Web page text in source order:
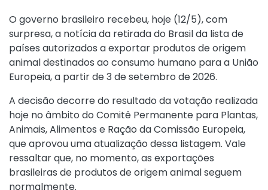
O governo brasileiro recebeu, hoje (12/5), com
surpresa, a notícia da retirada do Brasil da lista de
países autorizados a exportar produtos de origem
animal destinados ao consumo humano para a União
Europeia, a partir de 3 de setembro de 2026.
A decisão decorre do resultado da votação realizada
hoje no âmbito do Comitê Permanente para Plantas,
Animais, Alimentos e Ração da Comissão Europeia,
que aprovou uma atualização dessa listagem. Vale
ressaltar que, no momento, as exportações
brasileiras de produtos de origem animal seguem
normalmente.